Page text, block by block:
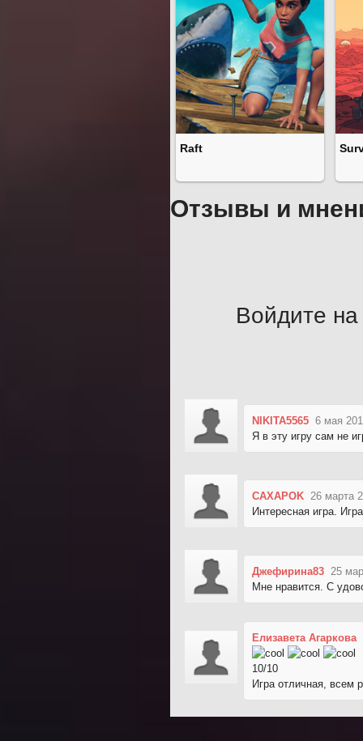
Raft
Отзывы и
Войдите на
NIKITA5565 6 мая
Я в эту игру сам не
CAXAPOK 26 марта
Интересная игра.
Джефирина83 25
Мне нравится. С
Елизавета Агаркова
10/10
Игра отличная, всем